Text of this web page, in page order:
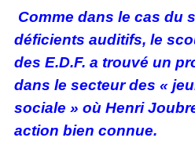
Comme dans le cas du
déficients auditifs, le
des E.D.F. a trouvé un
dans le secteur des «
sociale » où Henri
action bien connue.